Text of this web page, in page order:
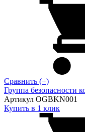
Сравнить (+)
Группа безопасности
Артикул OGBKN001
Купить в 1 клик